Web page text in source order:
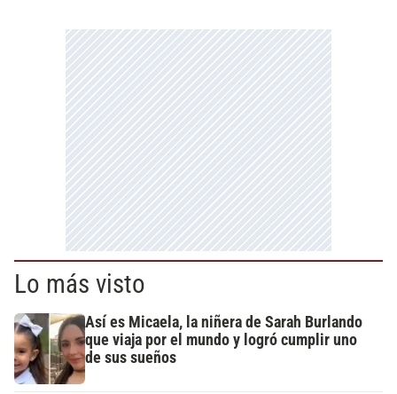
Lo más visto
Así es Micaela, la niñera de Sarah Burlando
que viaja por el mundo y logró cumplir uno
de sus sueños